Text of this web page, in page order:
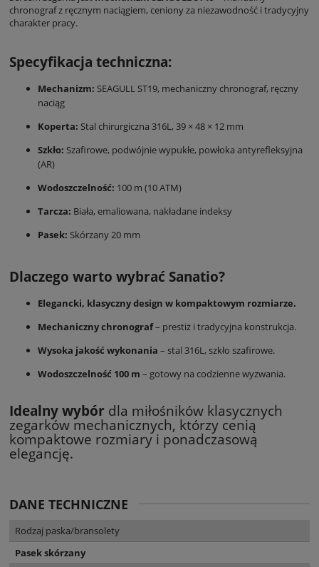
chronograf z ręcznym naciągiem, ceniony za niezawodność i tradycyjny
charakter pracy.
Specyfikacja techniczna:
Mechanizm: SEAGULL ST19, mechaniczny chronograf, ręczny
naciąg
Koperta: Stal chirurgiczna 316L, 39 × 48 × 12 mm
Szkło: Szafirowe, podwójnie wypukłe, powłoka antyrefleksyjna
(AR)
Wodoszczelność: 100 m (10 ATM)
Tarcza: Biała, emaliowana, nakładane indeksy
Pasek: Skórzany 20 mm
Dlaczego warto wybrać Sanatio?
Elegancki, klasyczny design w kompaktowym rozmiarze.
Mechaniczny chronograf– prestiż i tradycyjna konstrukcja.
Wysoka jakość wykonania – stal 316L, szkło szafirowe.
Wodoszczelność 100 m – gotowy na codzienne wyzwania.
Idealny wybór dla miłośników klasycznych
zegarków mechanicznych, którzy cenią
kompaktowe rozmiary i ponadczasową
elegancję.
DANE TECHNICZNE
Rodzaj paska/bransolety
Pasek skórzany